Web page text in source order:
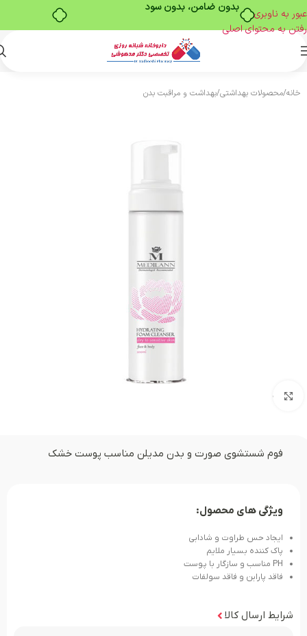
بدون ضامن، بدون سود
عبور به ناوبری
رفتن به محتوای اصلی
خانه/محصولات بهداشتی/بهداشت و مراقبت بدن
بزرگنمایی تصویر
فوم شستشوی صورت و بدن مدیلن مناسب پوست خشک
ویژگی های محصول:
ایجاد حس طراوت و شادابی
پاک کننده بسیار ملایم
PH مناسب و سازگار با پوست
فاقد پارابن و فاقد سولفات
شرایط ارسال کالا